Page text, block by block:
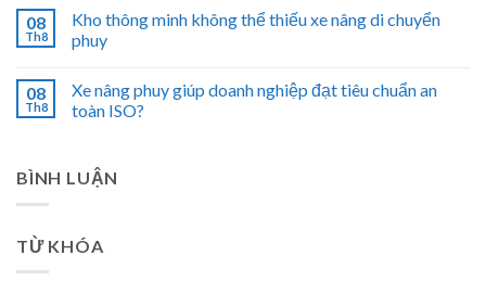
08
Th8
Kho thông minh không thể thiếu xe nâng di chuyển
phuy
08
Th8
Xe nâng phuy giúp doanh nghiệp đạt tiêu chuẩn an
toàn ISO?
BÌNH LUẬN
TỪ KHÓA